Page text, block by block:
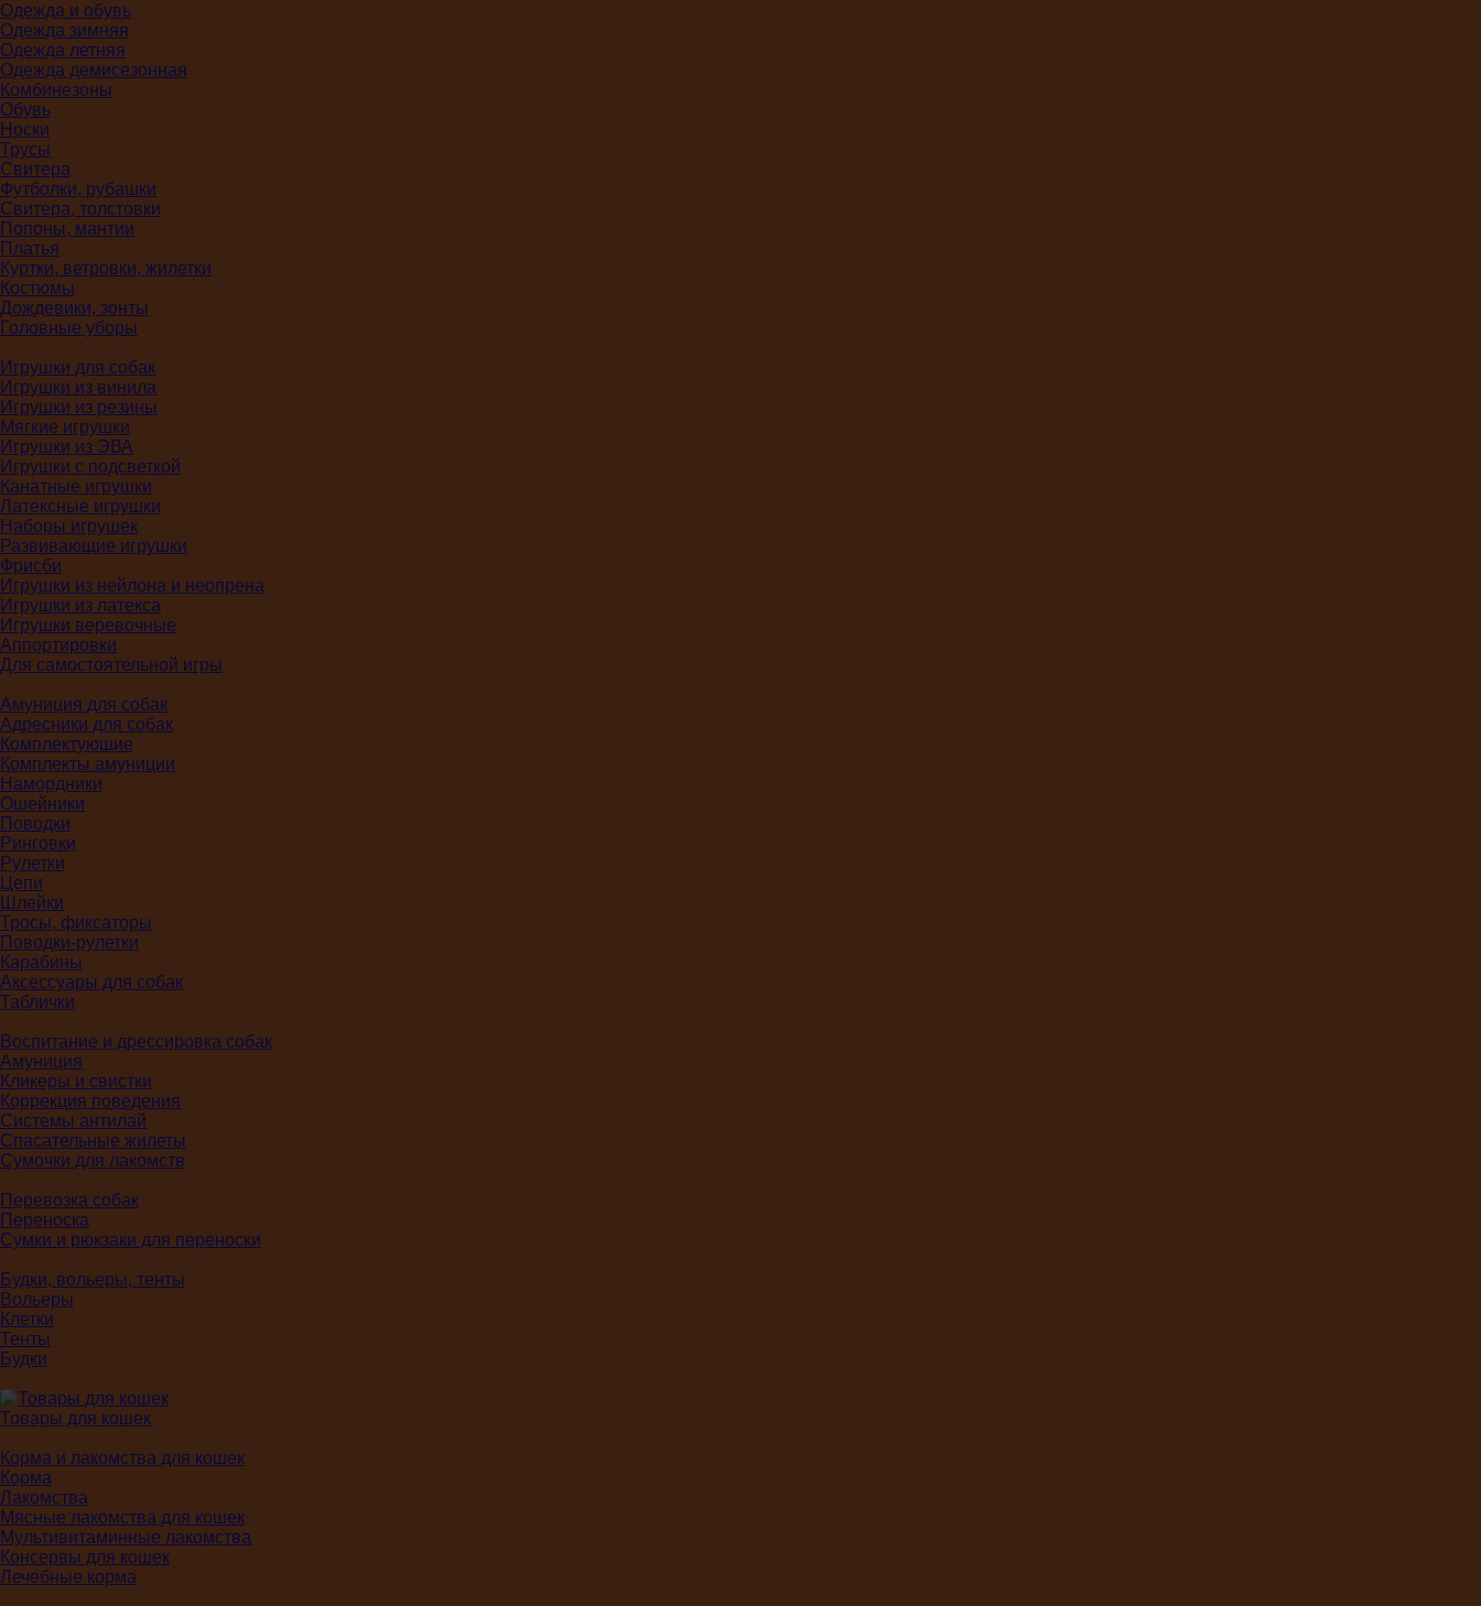
Одежда и обувь
Одежда зимняя
Одежда летняя
Одежда демисезонная
Комбинезоны
Обувь
Носки
Трусы
Свитера
Футболки, рубашки
Свитера, толстовки
Попоны, мантии
Платья
Куртки, ветровки, жилетки
Костюмы
Дождевики, зонты
Головные уборы
Игрушки для собак
Игрушки из винила
Игрушки из резины
Мягкие игрушки
Игрушки из ЭВА
Игрушки с подсветкой
Канатные игрушки
Латексные игрушки
Наборы игрушек
Развивающие игрушки
Фрисби
Игрушки из нейлона и неопрена
Игрушки из латекса
Игрушки веревочные
Аппортировки
Для самостоятельной игры
Амуниция для собак
Адресники для собак
Комплектующие
Комплекты амуниции
Намордники
Ошейники
Поводки
Ринговки
Рулетки
Цепи
Шлейки
Тросы, фиксаторы
Поводки-рулетки
Карабины
Аксессуары для собак
Таблички
Воспитание и дрессировка собак
Амуниция
Кликеры и свистки
Коррекция поведения
Системы антилай
Спасательные жилеты
Сумочки для лакомств
Перевозка собак
Переноска
Сумки и рюкзаки для переноски
Будки, вольеры, тенты
Вольеры
Клетки
Тенты
Будки
Товары для кошек
Корма и лакомства для кошек
Корма
Лакомства
Мясные лакомства для кошек
Мультивитаминные лакомства
Консервы для кошек
Лечебные корма